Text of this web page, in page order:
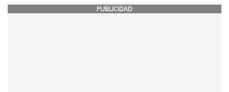
PUBLICIDAD